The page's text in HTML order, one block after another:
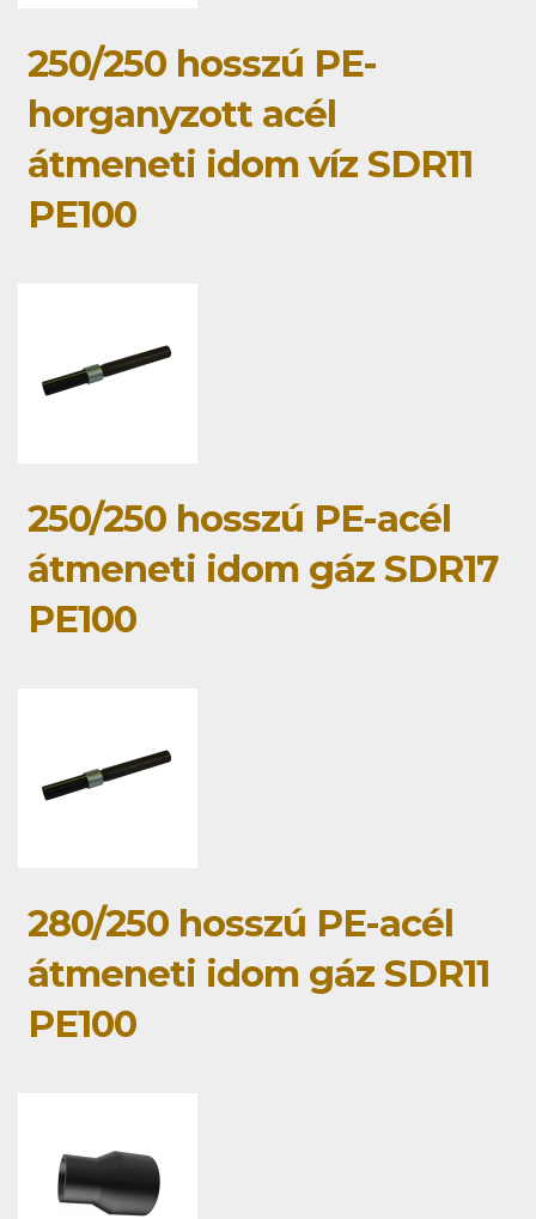
250/250 hosszú PE-
horganyzott acél
átmeneti idom víz SDR11
PE100
250/250 hosszú PE-acél
átmeneti idom gáz SDR17
PE100
280/250 hosszú PE-acél
átmeneti idom gáz SDR11
PE100